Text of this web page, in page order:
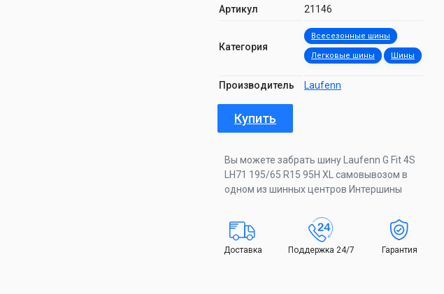
Артикул 21146
Категория
Всесезонные шины
Легковые шины Шины
Производитель Laufenn
Купить
Вы можете забрать шину Laufenn G Fit 4S
LH71 195/65 R15 95H XL самовывозом в
одном из шинных центров Интершины
Доставка Поддержка 24/7 Гарантия